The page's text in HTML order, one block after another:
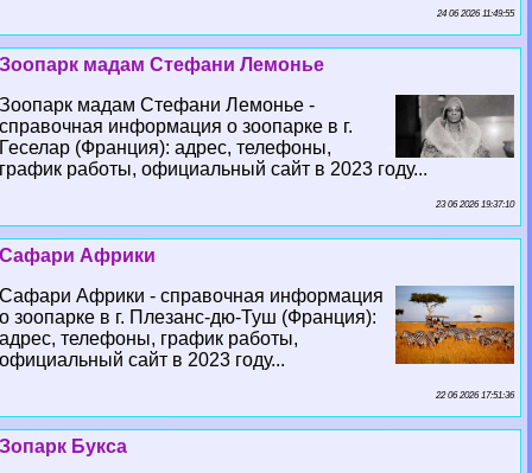
24 06 2026 11:49:55
Зоопарк мадам Стефани Лемонье
Зоопарк мадам Стефани Лемонье -
справочная информация о зоопарке в г.
Геселар (Франция): адрес, телефоны,
график работы, официальный сайт в 2023 году...
23 06 2026 19:37:10
Сафари Африки
Сафари Африки - справочная информация
о зоопарке в г. Плезанс-дю-Туш (Франция):
адрес, телефоны, график работы,
официальный сайт в 2023 году...
22 06 2026 17:51:36
Зопарк Букса